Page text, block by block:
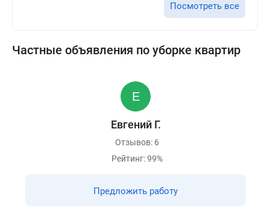
Посмотреть все
Частные объявления по уборке квартир
Евгений Г.
Отзывов: 6
Рейтинг: 99%
Предложить работу